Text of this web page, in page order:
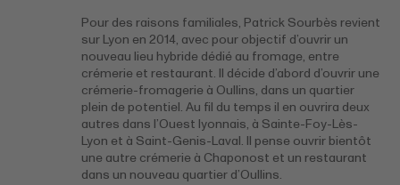
Pour des raisons familiales, Patrick Sourbès revient
sur Lyon en 2014, avec pour objectif d’ouvrir un
nouveau lieu hybride dédié au fromage, entre
crémerie et restaurant. Il décide d’abord d’ouvrir une
crémerie-fromagerie à Oullins, dans un quartier
plein de potentiel. Au fil du temps il en ouvrira deux
autres dans l’Ouest lyonnais, à Sainte-Foy-Lès-
Lyon et à Saint-Genis-Laval. Il pense ouvrir bientôt
une autre crémerie à Chaponost et un restaurant
dans un nouveau quartier d’Oullins.